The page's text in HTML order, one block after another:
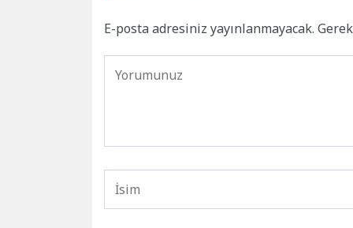
E-posta adresiniz yayınlanmayacak.